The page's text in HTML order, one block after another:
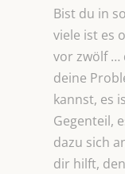
Bist du in
viele ist es
vor zwölf …
deine
kannst, es
Gegenteil,
dazu sich
dir hilft,